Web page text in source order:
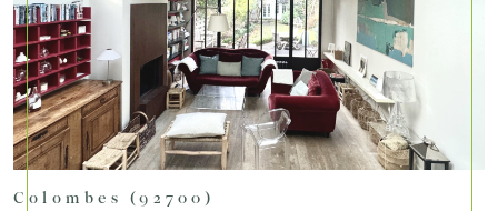
Colombes (92700)